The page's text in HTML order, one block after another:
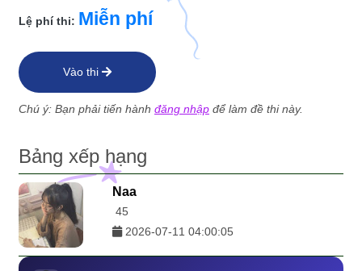
Lệ phí thi: Miễn phí
Vào thi
Chú ý: Bạn phải tiến hành đăng nhập để làm đề thi này.
Bảng xếp hạng
Naa
45
2026-07-11 04:00:05